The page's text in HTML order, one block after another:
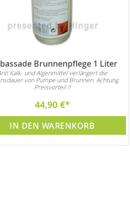
Brunnenpflege 1 Liter
Kalk- und Algenmittel verlängert die
von Pumpe und Brunnen. Achtung
Preisvorteil !!
44,90 €
IN DEN WARENKORB